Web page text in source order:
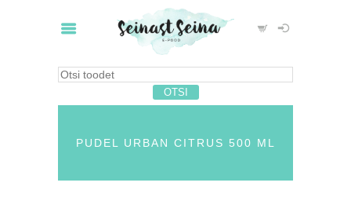
PUDEL URBAN CITRUS 500 ML